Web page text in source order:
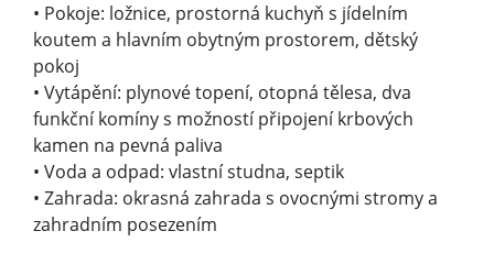
• Pokoje: ložnice, prostorná kuchyň s jídelním
koutem a hlavním obytným prostorem, dětský
pokoj
• Vytápění: plynové topení, otopná tělesa, dva
funkční komíny s možností připojení krbových
kamen na pevná paliva
• Voda a odpad: vlastní studna, septik
• Zahrada: okrasná zahrada s ovocnými stromy a
zahradním posezením